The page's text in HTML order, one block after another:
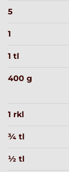
5
1
1 tl
400 g
1 rkl
¾ tl
½ tl